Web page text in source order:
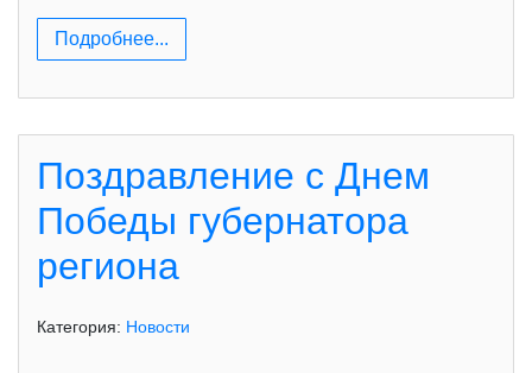
Подробнее...
Поздравление с Днем
Победы губернатора
региона
Категория: Новости